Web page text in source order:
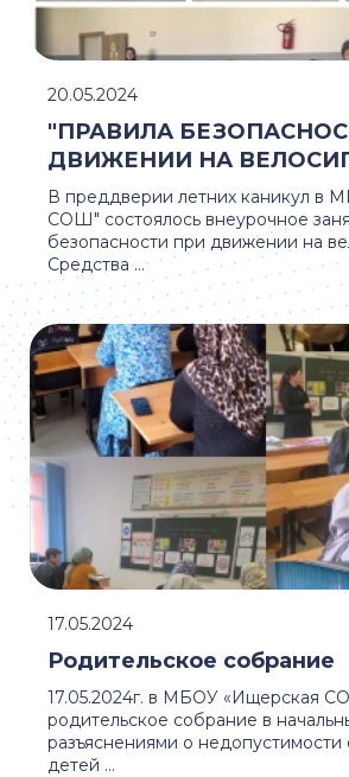
В преддверии летних каникул в
СОШ" состоялось внеурочное
безопасности при движении на
Средства ...
"ПРАВИЛА
ДВИЖЕНИИ НА
20.05.2024
17.05.2024г. в МБОУ «Ищерская
родительское собрание в
разъяснениями о недопустимости
детей ...
Родительское собрание
17.05.2024